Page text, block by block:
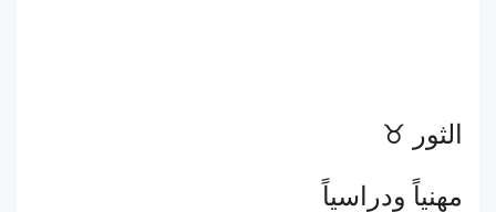
الثور ♉
مهنياً ودراسياً